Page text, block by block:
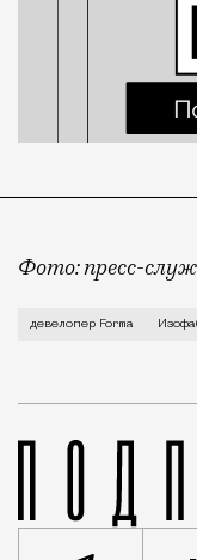
Фото: пресс-
Корпус
девелопер Forma